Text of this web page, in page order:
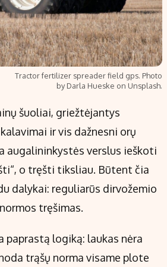
Tractor fertilizer spreader field gps. Photo
by Darla Hueske on Unsplash.
šuoliai, griežtėjantys
ir vis dažnesni orų
augalininkystės verslus ieškoti
o tręšti tiksliau. Būtent čia
dalykai: reguliarūs dirvožemio
tręšimas.
paprastą logiką: laukas nėra
trąšų norma visame plote